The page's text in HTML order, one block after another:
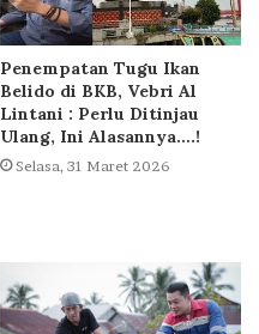
Penempatan Tugu Ikan
Belido di BKB, Vebri Al
Lintani : Perlu Ditinjau
Ulang, Ini Alasannya….!
Selasa, 31 Maret 2026